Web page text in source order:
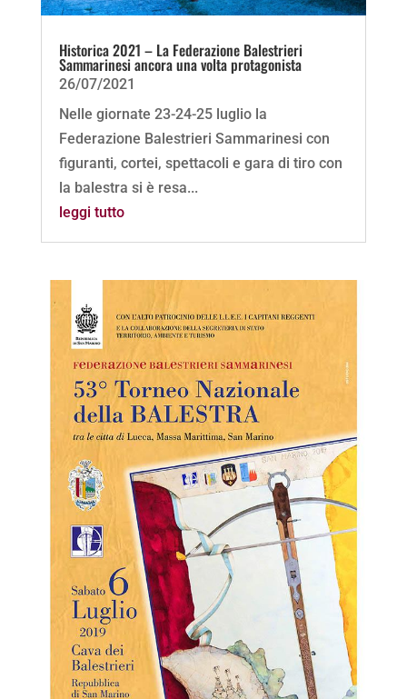
Historica 2021 – La Federazione Balestrieri
Sammarinesi ancora una volta protagonista
26/07/2021
Nelle giornate 23-24-25 luglio la
Federazione Balestrieri Sammarinesi con
figuranti, cortei, spettacoli e gara di tiro con
la balestra si è resa...
leggi tutto